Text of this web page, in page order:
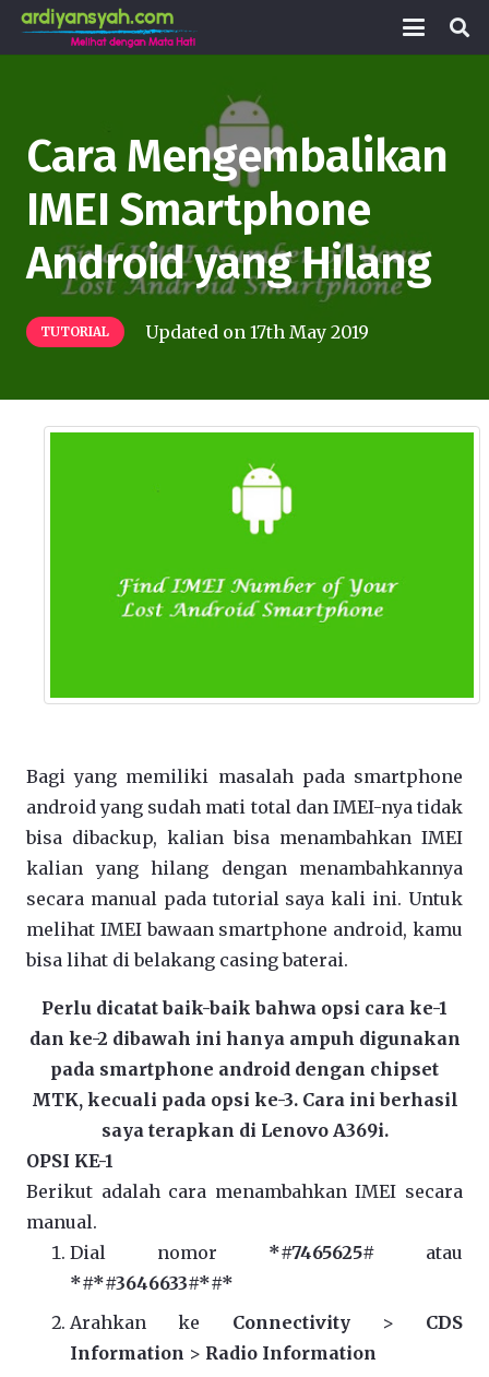
Cara Mengembalikan
IMEI Smartphone
Android yang Hilang
TUTORIAL Updated on17th May 2019
Bagi yang memiliki masalah pada smartphone
android yang sudah mati total dan IMEI-nya tidak
bisa dibackup, kalian bisa menambahkan IMEI
kalian yang hilang dengan menambahkannya
secara manual pada tutorial saya kali ini. Untuk
melihat IMEI bawaan smartphone android, kamu
bisa lihat di belakang casing baterai.
Perlu dicatat baik-baik bahwa opsi cara ke-1
dan ke-2 dibawah ini hanya ampuh digunakan
pada smartphone android dengan chipset
MTK, kecuali pada opsi ke-3. Cara ini berhasil
saya terapkan di Lenovo A369i.
OPSI KE-1
Berikut adalah cara menambahkan IMEI secara
manual.
Dial nomor *#7465625# atau
*#*#3646633#*#*
Arahkan ke Connectivity> CDS
Information > Radio Information